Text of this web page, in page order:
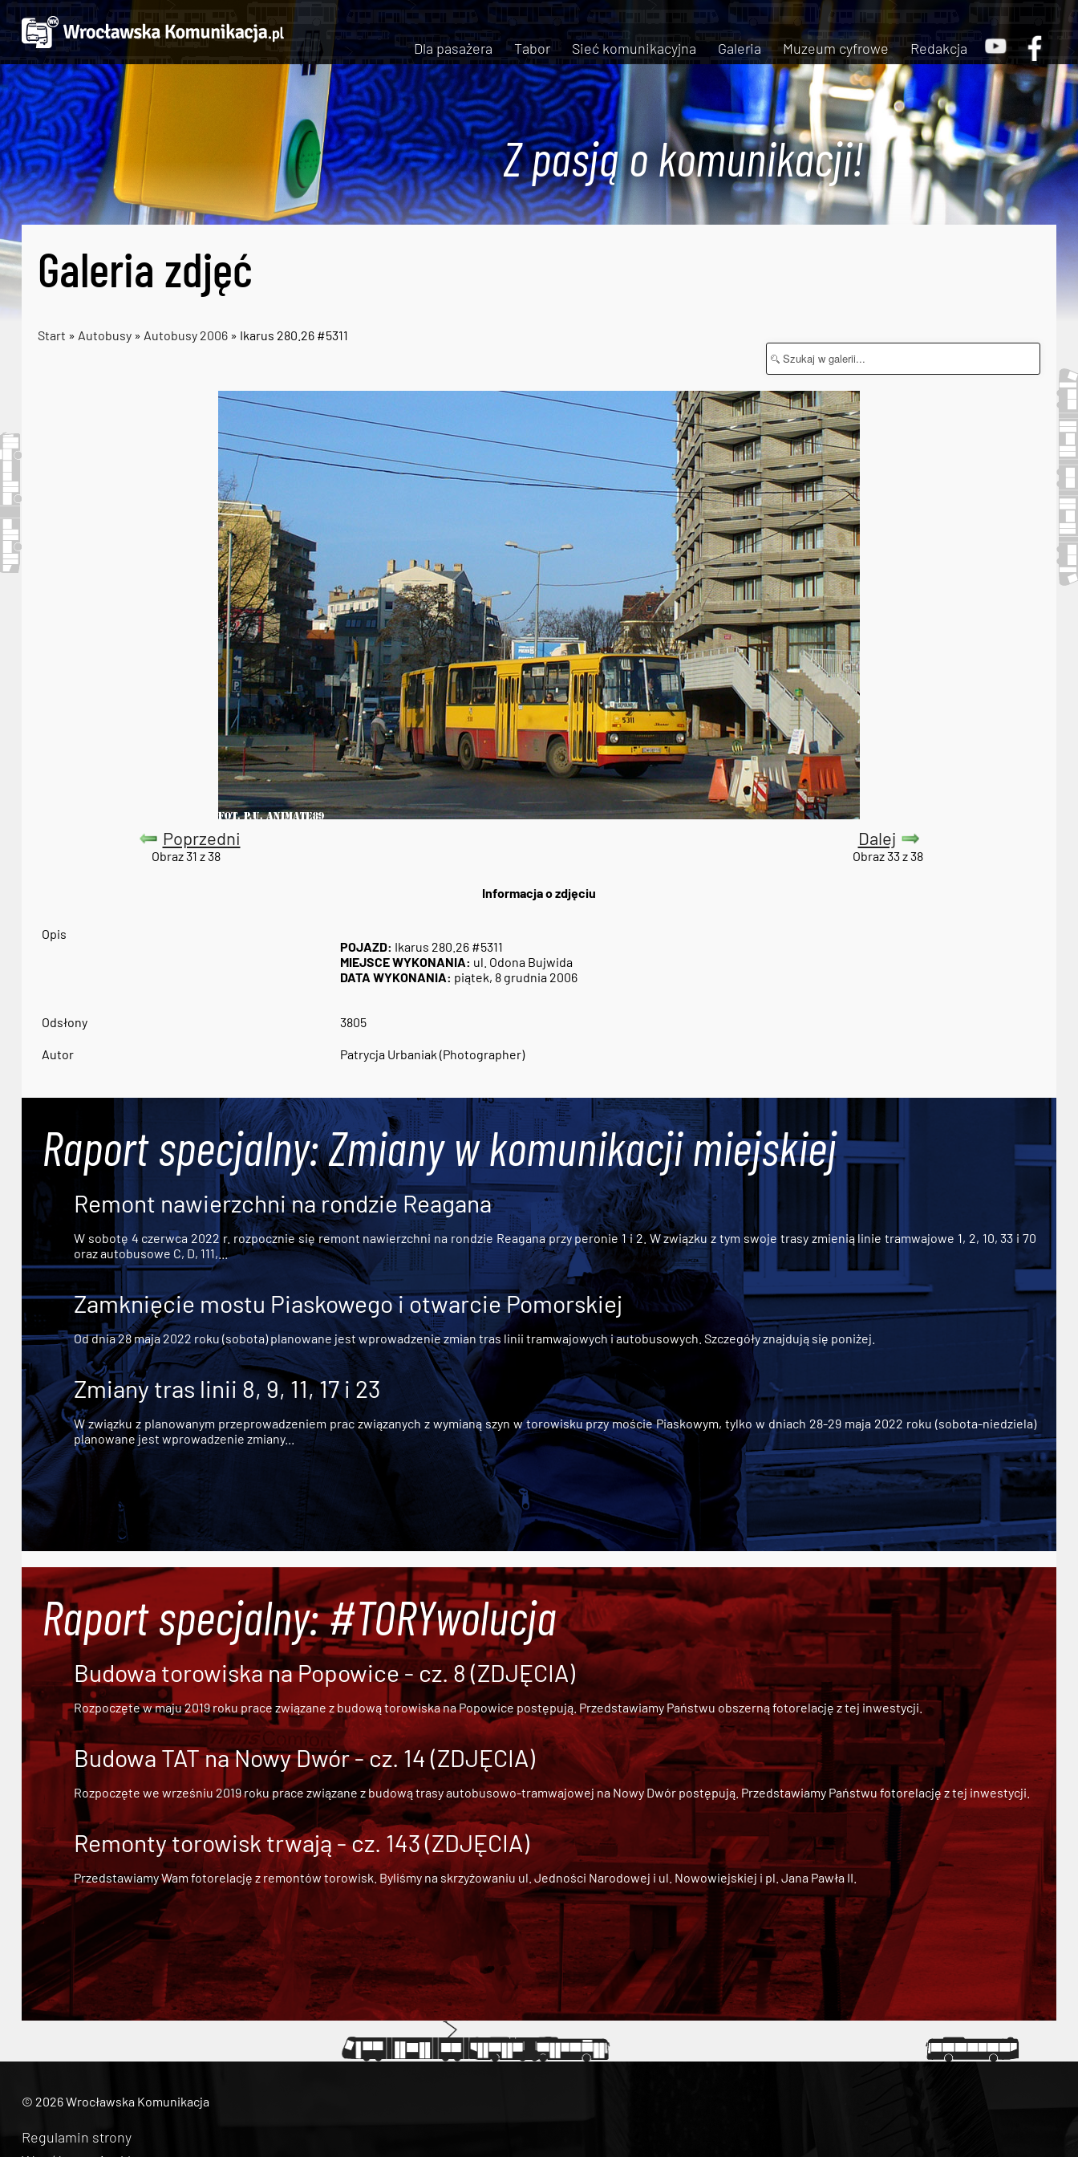
Dla pasażera Tabor Sieć komunikacyjna Galeria Muzeum cyfrowe Redakcja
Z pasją o komunikacji!
Galeria zdjęć
Start » Autobusy » Autobusy 2006 » Ikarus 280.26 #5311
Poprzedni
Obraz 31 z 38
Dalej
Obraz 33 z 38
Informacja o zdjęciu
Opis
POJAZD: Ikarus 280.26 #5311
MIEJSCE WYKONANIA: ul. Odona Bujwida
DATA WYKONANIA: piątek, 8 grudnia 2006
Odsłony 3805
Autor Patrycja Urbaniak (Photographer)
Raport specjalny: Zmiany w komunikacji miejskiej
Remont nawierzchni na rondzie Reagana
W sobotę 4 czerwca 2022 r. rozpocznie się remont nawierzchni na rondzie Reagana przy peronie 1 i 2. W związku z tym swoje trasy zmienią linie tramwajowe 1, 2, 10, 33 i 70
oraz autobusowe C, D, 111,...
Zamknięcie mostu Piaskowego i otwarcie Pomorskiej
Od dnia 28 maja 2022 roku (sobota) planowane jest wprowadzenie zmian tras linii tramwajowych i autobusowych. Szczegóły znajdują się poniżej.
Zmiany tras linii 8, 9, 11, 17 i 23
W związku z planowanym przeprowadzeniem prac związanych z wymianą szyn w torowisku przy moście Piaskowym, tylko w dniach 28-29 maja 2022 roku (sobota-niedziela)
planowane jest wprowadzenie zmiany...
Raport specjalny: #TORYwolucja
Budowa torowiska na Popowice - cz. 8 (ZDJĘCIA)
Rozpoczęte w maju 2019 roku prace związane z budową torowiska na Popowice postępują. Przedstawiamy Państwu obszerną fotorelację z tej inwestycji.
Budowa TAT na Nowy Dwór - cz. 14 (ZDJĘCIA)
Rozpoczęte we wrześniu 2019 roku prace związane zbudową trasy autobusowo-tramwajowej na Nowy Dwórpostępują. Przedstawiamy Państwu fotorelację z tej inwestycji.
Remonty torowisk trwają - cz. 143 (ZDJĘCIA)
Przedstawiamy Wam fotorelację z remontów torowisk. Byliśmy na skrzyżowaniu ul. Jedności Narodowej i ul. Nowowiejskiej i pl. Jana Pawła II.
© 2026 Wrocławska Komunikacja
Regulamin strony